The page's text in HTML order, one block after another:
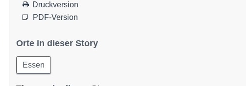
Druckversion
PDF-Version
Orte in dieser Story
Essen